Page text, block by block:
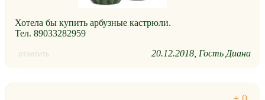
Хотела бы купить арбузные кастрюли.
Тел. 89033282959
ответить 20.12.2018 Гость Диана